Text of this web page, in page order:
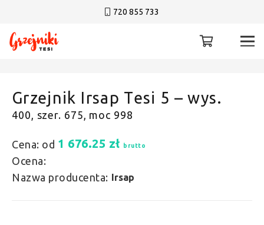
720 855 733
Grzejnik Irsap Tesi 5 – wys.
400, szer. 675, moc 998
Cena: od 1 676.25 zł brutto
Ocena:
Nazwa producenta: Irsap